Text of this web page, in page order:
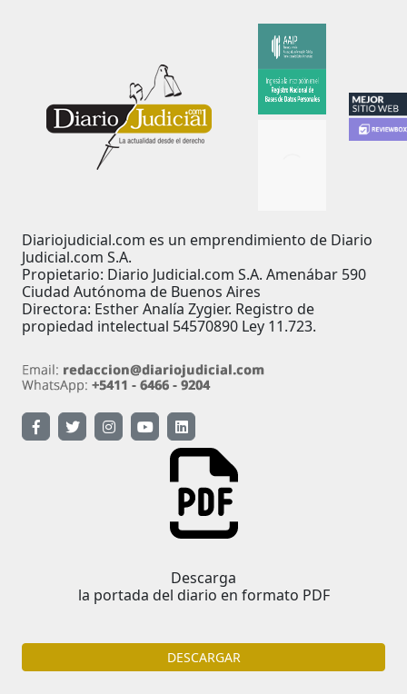
Diariojudicial.com es un emprendimiento de Diario
Judicial.com S.A.
Propietario: Diario Judicial.com S.A. Amenábar 590
Ciudad Autónoma de Buenos Aires
Directora: Esther Analía Zygier. Registro de
propiedad intelectual 54570890 Ley 11.723.
Descarga
la portada del diario en formato PDF
DESCARGAR